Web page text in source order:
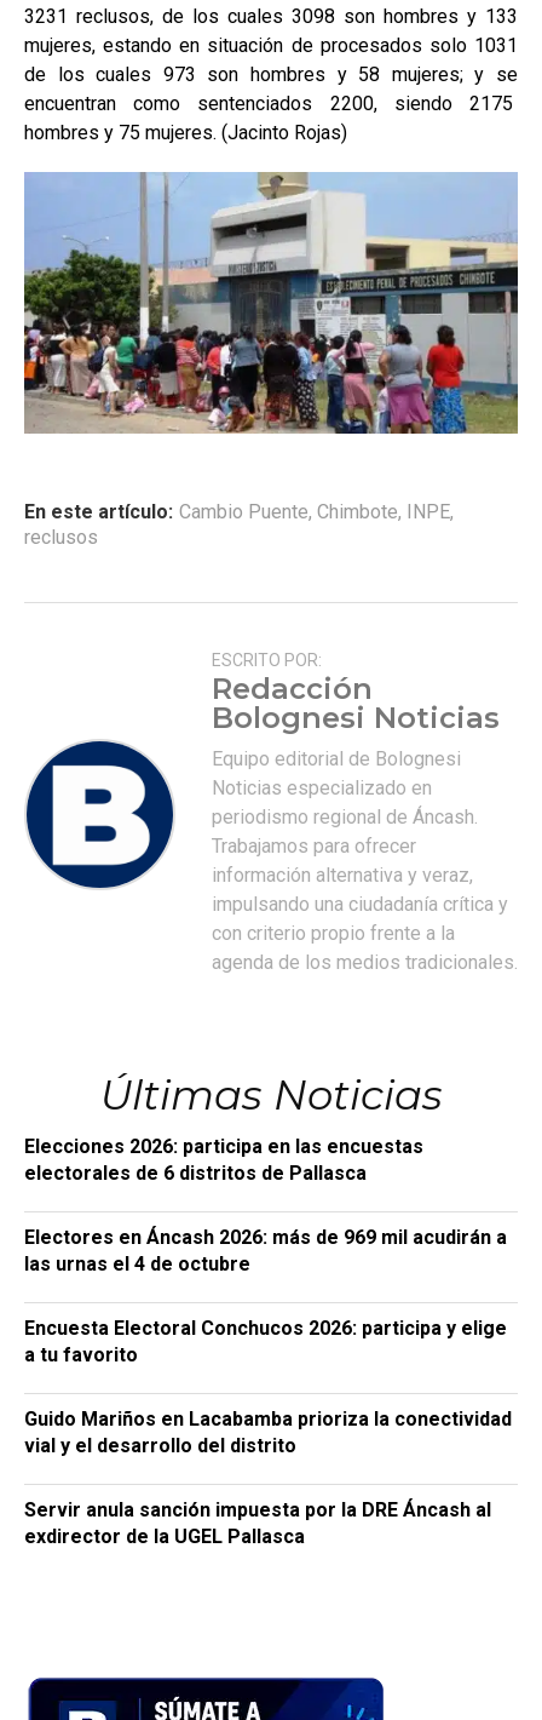
3231 reclusos, de los cuales 3098 son hombres y 133
mujeres, estando en situación de procesados solo 1031
de los cuales 973 son hombres y 58 mujeres; y se
encuentran como sentenciados 2200, siendo 2175
hombres y 75 mujeres. (Jacinto Rojas)
En este artículo: Cambio Puente, Chimbote, INPE,
reclusos
ESCRITO POR:
Redacción
Bolognesi Noticias
Equipo editorial de Bolognesi
Noticias especializado en
periodismo regional de Áncash.
Trabajamos para ofrecer
información alternativa y veraz,
impulsando una ciudadanía crítica y
con criterio propio frente a la
agenda de los medios tradicionales.
Últimas Noticias
Elecciones 2026: participa en las encuestas
electorales de 6 distritos de Pallasca
Electores en Áncash 2026: más de 969 mil acudirán a
las urnas el 4 de octubre
Encuesta Electoral Conchucos 2026: participa y elige
a tu favorito
Guido Mariños en Lacabamba prioriza la conectividad
vial y el desarrollo del distrito
Servir anula sanción impuesta por la DRE Áncash al
exdirector de la UGEL Pallasca